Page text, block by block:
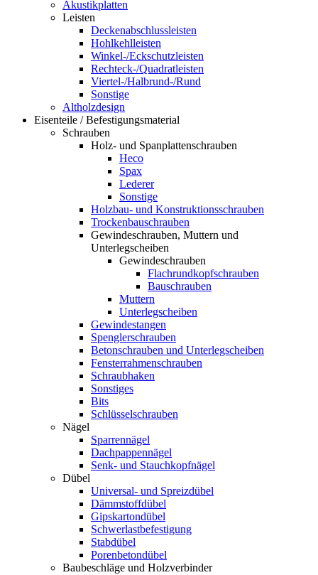
Akustikplatten
Leisten
Deckenabschlussleisten
Hohlkehlleisten
Winkel-/Eckschutzleisten
Rechteck-/Quadratleisten
Viertel-/Halbrund-/Rund
Sonstige
Altholzdesign
Eisenteile / Befestigungsmaterial
Schrauben
Holz- und Spanplattenschrauben
Heco
Spax
Lederer
Sonstige
Holzbau- und Konstruktionsschrauben
Trockenbauschrauben
Gewindeschrauben, Muttern und
Unterlegscheiben
Gewindeschrauben
Flachrundkopfschrauben
Bauschrauben
Muttern
Unterlegscheiben
Gewindestangen
Spenglerschrauben
Betonschrauben und Unterlegscheiben
Fensterrahmenschrauben
Schraubhaken
Sonstiges
Bits
Schlüsselschrauben
Nägel
Sparrennägel
Dachpappennägel
Senk- und Stauchkopfnägel
Dübel
Universal- und Spreizdübel
Dämmstoffdübel
Gipskartondübel
Schwerlastbefestigung
Stabdübel
Porenbetondübel
Baubeschläge und Holzverbinder